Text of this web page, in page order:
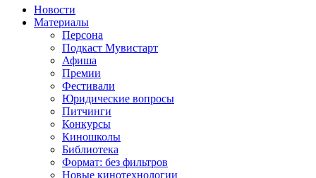
Новости
Материалы
Персона
Подкаст Мувистарт
Афиша
Премии
Фестивали
Юридические вопросы
Питчинги
Конкурсы
Киношколы
Библиотека
Формат: без фильтров
Новые кинотехнологии